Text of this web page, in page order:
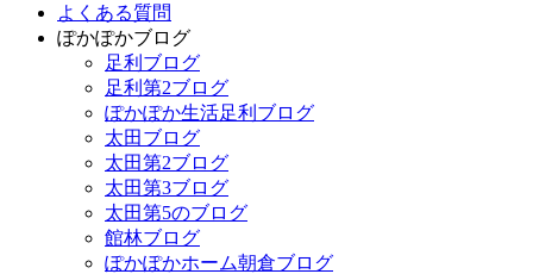
よくある質問
ぽかぽかブログ
足利ブログ
足利第2ブログ
ぽかぽか生活足利ブログ
太田ブログ
太田第2ブログ
太田第3ブログ
太田第5のブログ
館林ブログ
ぽかぽかホーム朝倉ブログ